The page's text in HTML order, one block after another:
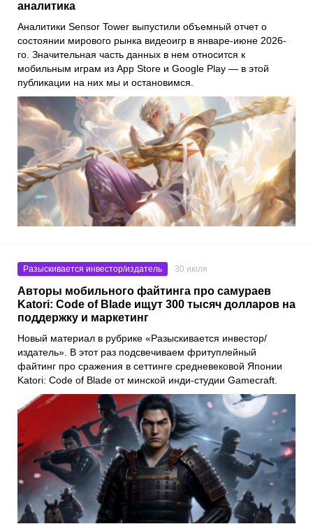
аналитика
Аналитики Sensor Tower выпустили объемный отчет о
состоянии мирового рынка видеоигр в январе-июне 2026-
го. Значительная часть данных в нем относится к
мобильным играм из App Store и Google Play — в этой
публикации на них мы и остановимся.
Разыскивается инвестор/издатель 30 июля
Авторы мобильного файтинга про самураев
Katori: Code of Blade ищут 300 тысяч долларов на
поддержку и маркетинг
Новый материал в рубрике «Разыскивается инвестор/
издатель». В этот раз подсвечиваем фритуплейный
файтинг про сражения в сеттинге средневековой Японии
Katori: Code of Blade от минской инди-студии Gamecraft.